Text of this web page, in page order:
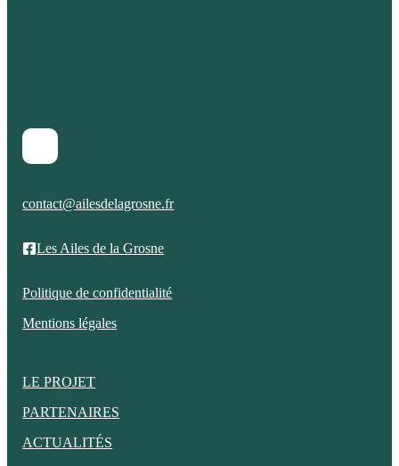
contact@ailesdelagrosne.fr
Les Ailes de la Grosne
Politique de confidentialité
Mentions légales
LE PROJET
PARTENAIRES
ACTUALITÉS